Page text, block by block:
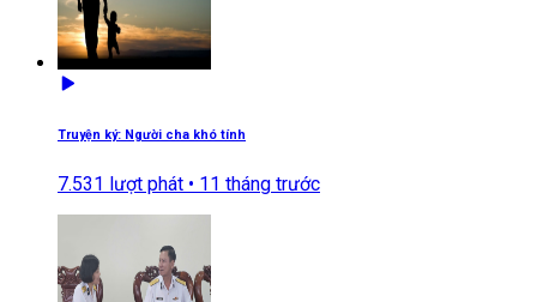
Truyện ký: Người cha khó tính
7.531 lượt phát • 11 tháng trước